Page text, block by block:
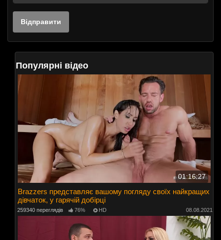
Популярні відео
01:16:27
Brazzers представляє вашому погляду своїх найкращих
дівчаток, у гарячій добірці
259340 переглядів 76% HD 08.08.2021